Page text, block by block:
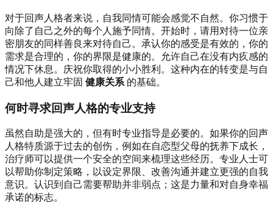
对于回声人格者来说，自我同情可能会感觉不自然。你习惯于
向除了自己之外的每个人施予同情。开始时，请用对待一位亲
密朋友的同样善良来对待自己。承认你的感受是有效的，你的
需求是合理的，你的界限是健康的。允许自己在没有内疚感的
情况下休息。庆祝你取得的小小胜利。这种内在的转变是与自
己和他人建立牢固 健康关系 的基础。
何时寻求回声人格的专业支持
虽然自助是强大的，但有时专业指导是必要的。如果你的回声
人格特质源于过去的创伤，例如在自恋型父母的抚养下成长，
治疗师可以提供一个安全的空间来梳理这些经历。专业人士可
以帮助你制定策略，以设定界限、改善沟通并建立更强的自我
意识。认识到自己需要帮助并非弱点；这是力量和对自身幸福
承诺的标志。